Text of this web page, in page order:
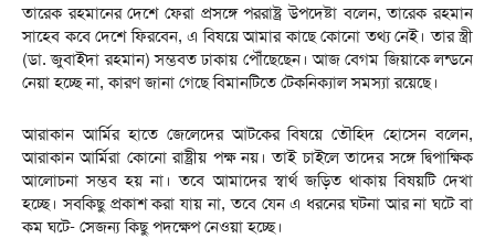
তারেক রহমানের দেশে ফেরা প্রসঙ্গে পররাষ্ট্র উপদেষ্টা বলেন, তারেক রহমান
সাহেব কবে দেশে ফিরবেন, এ বিষয়ে আমার কাছে কোনো তথ্য নেই। তার স্ত্রী
(ডা. জুবাইদা রহমান) সম্ভবত ঢাকায় পৌঁছেছেন। আজ বেগম জিয়াকে লন্ডনে
নেয়া হচ্ছে না, কারণ জানা গেছে বিমানটিতে টেকনিক্যাল সমস্যা রয়েছে।
আরাকান আর্মির হাতে জেলেদের আটকের বিষয়ে তৌহিদ হোসেন বলেন,
আরাকান আর্মিরা কোনো রাষ্ট্রীয় পক্ষ নয়। তাই চাইলে তাদের সঙ্গে দ্বিপাক্ষিক
আলোচনা সম্ভব হয় না। তবে আমাদের স্বার্থ জড়িত থাকায় বিষয়টি দেখা
হচ্ছে। সবকিছু প্রকাশ করা যায় না, তবে যেন এ ধরনের ঘটনা আর না ঘটে বা
কম ঘটে- সেজন্য কিছু পদক্ষেপ নেওয়া হচ্ছে।